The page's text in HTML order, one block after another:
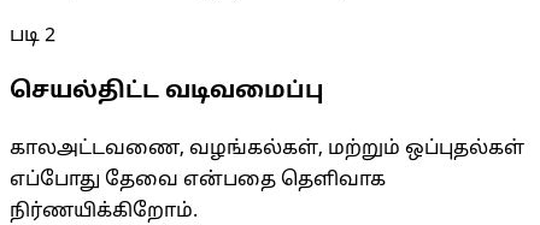
படி 2
செயல்திட்ட வடிவமைப்பு
காலஅட்டவணை, வழங்கல்கள், மற்றும் ஒப்புதல்கள்
எப்போது தேவை என்பதை தெளிவாக
நிர்ணயிக்கிறோம்.